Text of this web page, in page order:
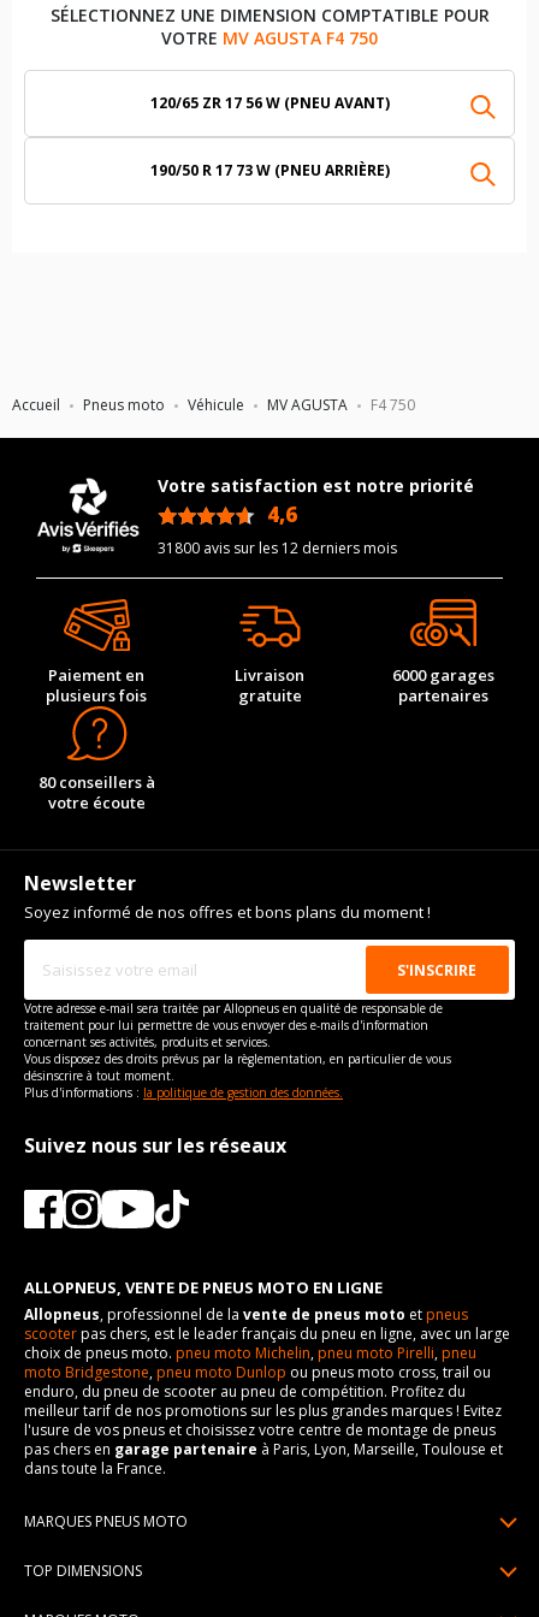
Accueil Pneus moto Véhicule MV AGUSTA F4 750
SÉLECTIONNEZ UNE DIMENSION COMPTATIBLE POUR
VOTRE MV AGUSTA F4 750
120/65 ZR 17 56 W (PNEU AVANT)
190/50 R 17 73 W (PNEU ARRIÈRE)
Votre satisfaction est notre priorité
4,6
31800 avis sur les 12 derniers mois
Paiement en
plusieurs fois
Livraison
gratuite
6000 garages
partenaires
80 conseillers à
votre écoute
Newsletter
Soyez informé de nos offres et bons plans du moment !
Votre adresse e-mail sera traitée par Allopneus en qualité de responsable de
traitement pour lui permettre de vous envoyer des e-mails d'information
concernant ses activités, produits et services.
Vous disposez des droits prévus par la règlementation, en particulier de vous
désinscrire à tout moment.
Plus d'informations : la politique de gestion des données.
Suivez nous sur les réseaux
ALLOPNEUS, VENTE DE PNEUS MOTO EN LIGNE
Allopneus, professionnel de la vente de pneus moto etpneus
scooterpas chers, est le leader français du pneu en ligne, avec un large
choix de pneus moto. pneu moto Michelin,pneu moto Pirelli,pneu
moto Bridgestone,pneu moto Dunlop ou pneus moto cross, trail ou
enduro, du pneu de scooter au pneu de compétition. Profitez du
meilleur tarif de nos promotions sur les plus grandes marques ! Evitez
l'usure de vos pneus et choisissez votre centre de montage de pneus
pas chers en garage partenaire à Paris, Lyon, Marseille, Toulouse et
dans toute la France.
MARQUES PNEUS MOTO
TOP DIMENSIONS